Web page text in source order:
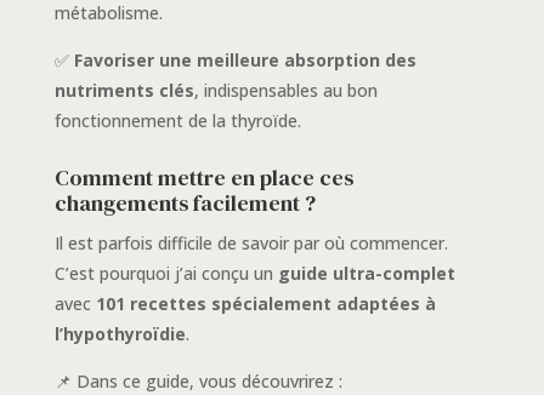
métabolisme.
✅ Favoriser une meilleure absorption des
nutriments clés, indispensables au bon
fonctionnement de la thyroïde.
Comment mettre en place ces
changements facilement ?
Il est parfois difficile de savoir par où commencer.
C’est pourquoi j’ai conçu un guide ultra-complet
avec 101 recettes spécialement adaptées à
l’hypothyroïdie.
📌 Dans ce guide, vous découvrirez :